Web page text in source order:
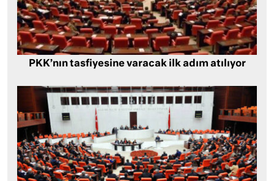
PKK’nın tasfiyesine varacak ilk adım atılıyor